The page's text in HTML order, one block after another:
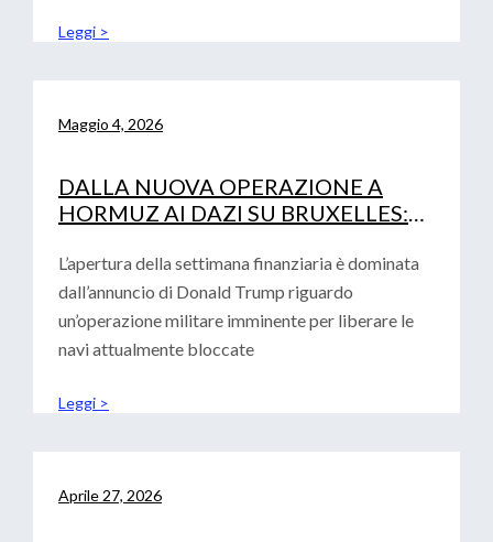
Leggi >
Maggio 4, 2026
DALLA NUOVA OPERAZIONE A
HORMUZ AI DAZI SU BRUXELLES:
L’apertura della settimana finanziaria è dominata
dall’annuncio di Donald Trump riguardo
un’operazione militare imminente per liberare le
navi attualmente bloccate
Leggi >
Aprile 27, 2026